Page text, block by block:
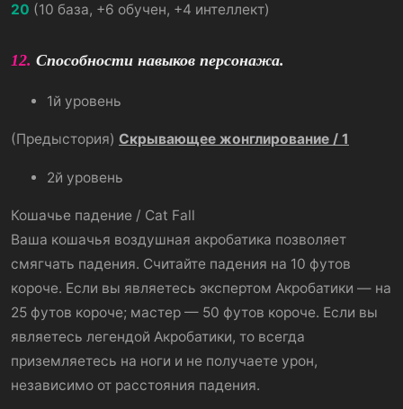
20 (10 база, +6 обучен, +4 интеллект)
12. Способности навыков персонажа.
1й уровень
(Предыстория) Скрывающее жонглирование / 1
2й уровень
Кошачье падение / Cat Fall
Ваша кошачья воздушная акробатика позволяет
смягчать падения. Считайте падения на 10 футов
короче. Если вы являетесь экспертом Акробатики — на
25 футов короче; мастер — 50 футов короче. Если вы
являетесь легендой Акробатики, то всегда
приземляетесь на ноги и не получаете урон,
независимо от расстояния падения.